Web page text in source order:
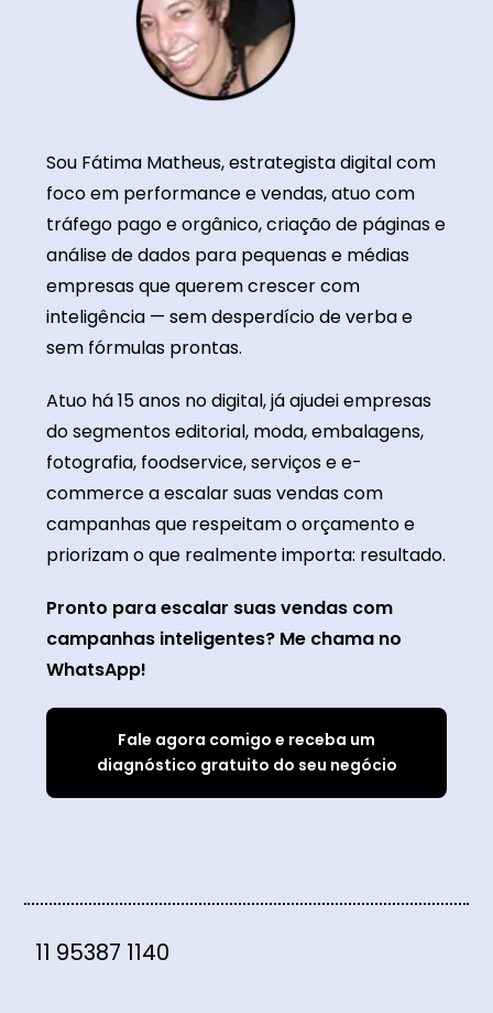
Sou Fátima Matheus, estrategista digital com
foco em performance e vendas, atuo com
tráfego pago e orgânico, criação de páginas e
análise de dados para pequenas e médias
empresas que querem crescer com
inteligência — sem desperdício de verba e
sem fórmulas prontas.
Atuo há 15 anos no digital, já ajudei empresas
do segmentos editorial, moda, embalagens,
fotografia, foodservice, serviços e e-
commerce a escalar suas vendas com
campanhas que respeitam o orçamento e
priorizam o que realmente importa: resultado.
Pronto para escalar suas vendas com
campanhas inteligentes? Me chama no
WhatsApp!
Fale agora comigo e receba um
diagnóstico gratuito do seu negócio
11 95387 1140